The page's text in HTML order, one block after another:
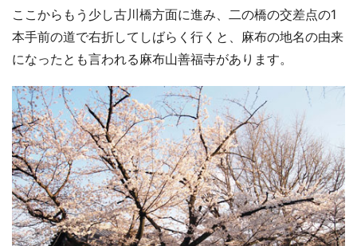
ここからもう少し古川橋方面に進み、二の橋の交差点の1
本手前の道で右折してしばらく行くと、麻布の地名の由来
になったとも言われる麻布山善福寺があります。